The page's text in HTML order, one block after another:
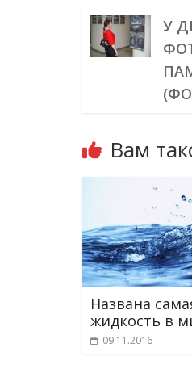
У
Вам
Названа
жидкость в
09.11.2016